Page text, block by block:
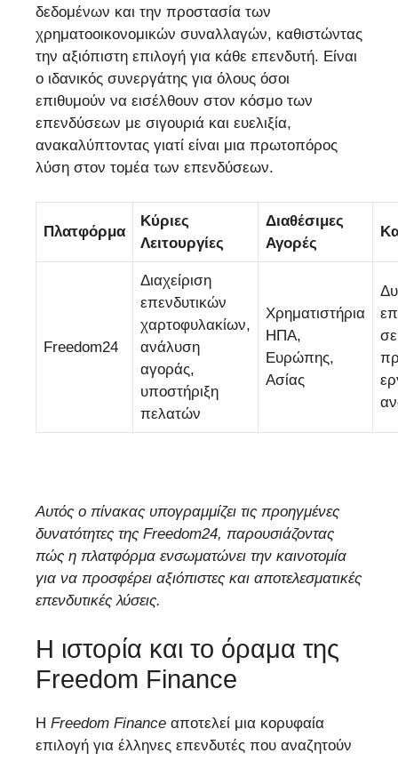
δεδομένων και την προστασία των
χρηματοοικονομικών συναλλαγών, καθιστώντας
την αξιόπιστη επιλογή για κάθε επενδυτή. Είναι
ο ιδανικός συνεργάτης για όλους όσοι
επιθυμούν να εισέλθουν στον κόσμο των
επενδύσεων με σιγουριά και ευελιξία,
ανακαλύπτοντας γιατί είναι μια πρωτοπόρος
λύση στον τομέα των επενδύσεων.
Πλατφόρμα
Κύριες
Λειτουργίες
Διαθέσιμες
Αγορές
Freedom24
Διαχείριση
επενδυτικών
χαρτοφυλακίων,
ανάλυση
αγοράς,
υποστήριξη
πελατών
Χρηματιστήρια
ΗΠΑ,
Ευρώπης,
Ασίας
Αυτός ο πίνακας υπογραμμίζει τις προηγμένες
δυνατότητες της Freedom24, παρουσιάζοντας
πώς η πλατφόρμα ενσωματώνει την καινοτομία
για να προσφέρει αξιόπιστες και αποτελεσματικές
επενδυτικές λύσεις.
Η ιστορία και το όραμα της
Freedom Finance
Η Freedom Finance αποτελεί μια κορυφαία
επιλογή για έλληνες επενδυτές που αναζητούν